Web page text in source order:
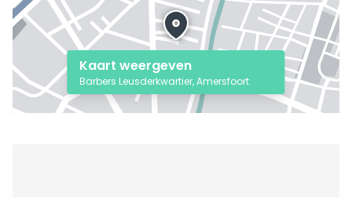
Kaart weergeven
Barbers Leusderkwartier, Amersfoort